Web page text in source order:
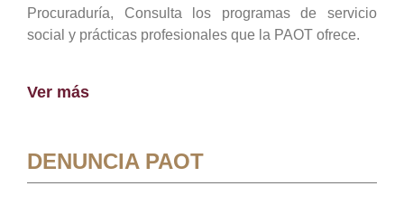
Procuraduría, Consulta los programas de servicio
social y prácticas profesionales que la PAOT ofrece.
Ver más
DENUNCIA PAOT